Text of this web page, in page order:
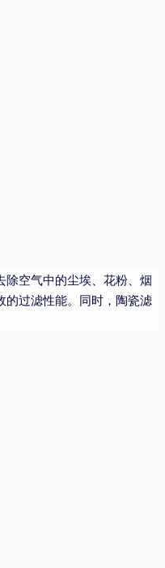
空气中的尘埃、花粉、烟
的过滤性能。同时，陶瓷滤